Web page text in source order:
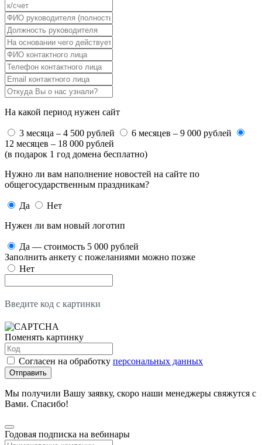
На какой период нужен сайт
3 месяца – 4 500 рублей
6 месяцев – 9 000 рублей
12 месяцев – 18 000 рублей
(в подарок 1 год домена бесплатно)
Нужно ли вам наполнение новостей на сайте по
общегосударственным праздникам?
Да
Нет
Нужен ли вам новый логотип
Да — стоимость 5 000 рублей
Заполнить анкету с пожеланиями можно позже
Нет
Введите код с картинки
Поменять картинку
Согласен на обработку персональных данных
Отправить
Мы получили Вашу заявку, скоро наши менеджеры свяжутся с
Вами. Спасибо!
Годовая подписка на вебинары